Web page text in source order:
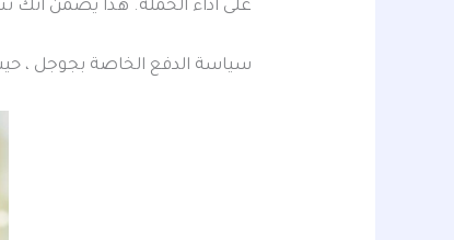
على أداء الحملة. هذا يضمن أنك
سياسة الدفع الخاصة بجوجل ،